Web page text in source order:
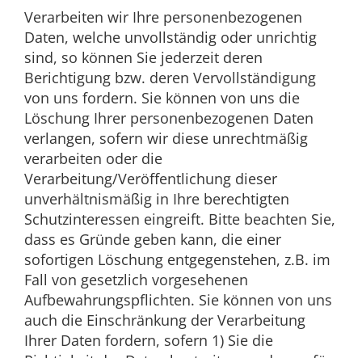
Verarbeiten wir Ihre personenbezogenen
Daten, welche unvollständig oder unrichtig
sind, so können Sie jederzeit deren
Berichtigung bzw. deren Vervollständigung
von uns fordern. Sie können von uns die
Löschung Ihrer personenbezogenen Daten
verlangen, sofern wir diese unrechtmäßig
verarbeiten oder die
Verarbeitung/Veröffentlichung dieser
unverhältnismäßig in Ihre berechtigten
Schutzinteressen eingreift. Bitte beachten Sie,
dass es Gründe geben kann, die einer
sofortigen Löschung entgegenstehen, z.B. im
Fall von gesetzlich vorgesehenen
Aufbewahrungspflichten. Sie können von uns
auch die Einschränkung der Verarbeitung
Ihrer Daten fordern, sofern 1) Sie die